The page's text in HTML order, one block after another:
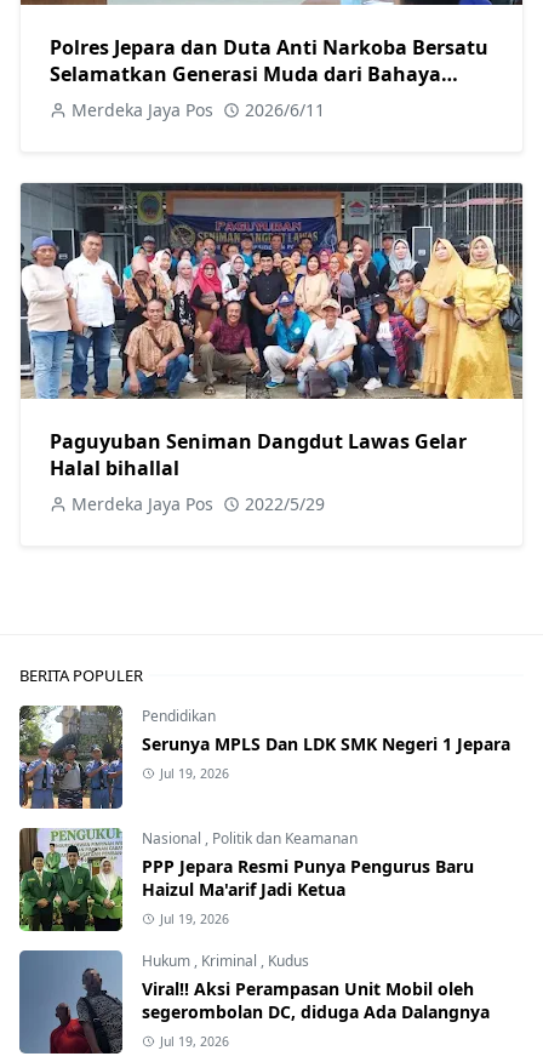
Polres Jepara dan Duta Anti Narkoba Bersatu
Selamatkan Generasi Muda dari Bahaya
Narkoba
Merdeka Jaya Pos 2026/6/11
Paguyuban Seniman Dangdut Lawas Gelar
Halal bihallal
Merdeka Jaya Pos 2022/5/29
BERITA POPULER
Pendidikan
Serunya MPLS Dan LDK SMK Negeri 1 Jepara
Jul 19, 2026
Nasional , Politik dan Keamanan
PPP Jepara Resmi Punya Pengurus Baru
Haizul Ma'arif Jadi Ketua
Jul 19, 2026
Hukum , Kriminal , Kudus
Viral!! Aksi Perampasan Unit Mobil oleh
segerombolan DC, diduga Ada Dalangnya
Jul 19, 2026